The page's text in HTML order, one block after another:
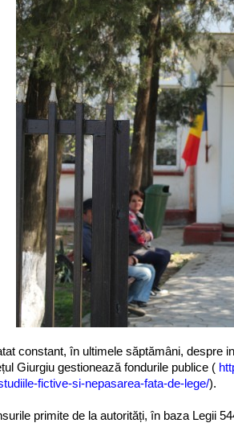
constant, în ultimele săptămâni, despre
Giurgiu gestionează fondurile publice (
fictive-si-nepasarea-fata-de-lege/).
primite de la autorități, în baza Legii